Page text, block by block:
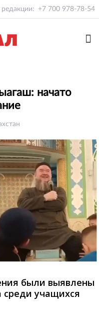
редакции: +7 700 978-78-54
начато
были выявлены
среди учащихся